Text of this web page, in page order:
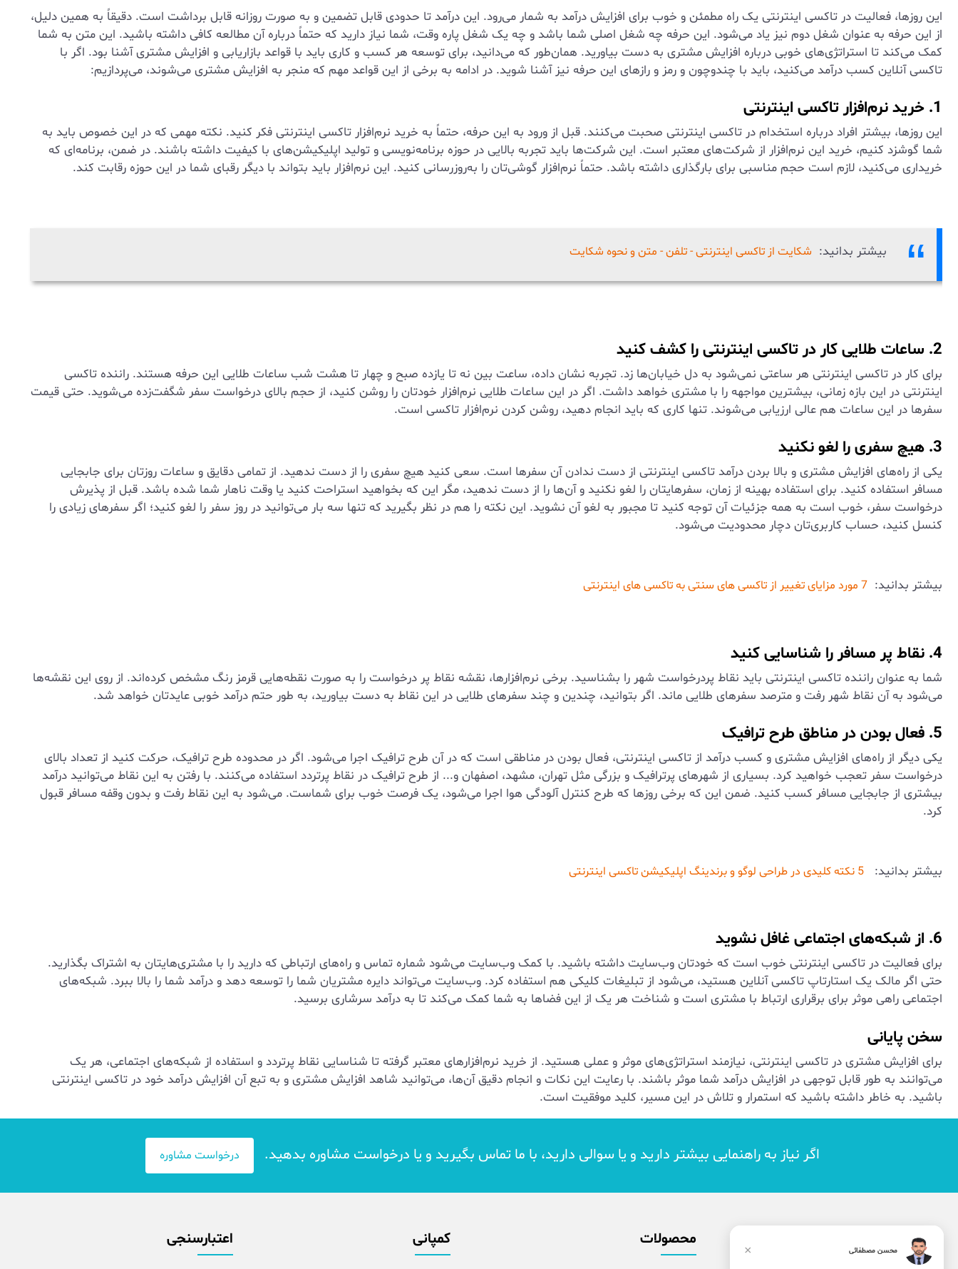
این روزها، فعالیت در تاکسی اینترنتی یک راه مطمئن و خوب برای افزایش درآمد به شمار می‌رود. این درآمد تا حدودی قابل تضمین و به صورت روزانه قابل برداشت است. دقیقاً به همین دلیل،
از این حرفه به عنوان شغل دوم نیز یاد می‌شود. این حرفه چه شغل اصلی شما باشد و چه یک شغل پاره وقت، شما نیاز دارید که حتماً درباره آن مطالعه کافی داشته باشید. این متن به شما
کمک می‌کند تا استراتژی‌های خوبی درباره افزایش مشتری به دست بیاورید. همان‌طور که می‌دانید، برای توسعه هر کسب و کاری باید با قواعد بازاریابی و افزایش مشتری آشنا بود. اگر با
تاکسی آنلاین کسب درآمد می‌کنید، باید با چندوچون و رمز و رازهای این حرفه نیز آشنا شوید. در ادامه به برخی از این قواعد مهم که منجر به افزایش مشتری می‌شوند، می‌پردازیم:
1. خرید نرم‌افزار تاکسی اینترنتی
این روزها، بیشتر افراد درباره استخدام در تاکسی اینترنتی صحبت می‌کنند. قبل از ورود به این حرفه، حتماً به خرید نرم‌افزار تاکسی اینترنتی فکر کنید. نکته مهمی که در این خصوص باید به
شما گوشزد کنیم، خرید این نرم‌افزار از شرکت‌های معتبر است. این شرکت‌ها باید تجربه بالایی در حوزه برنامه‌نویسی و تولید اپلیکیشن‌های با کیفیت داشته باشند. در ضمن، برنامه‌ای که
خریداری می‌کنید، لازم است حجم مناسبی برای بارگذاری داشته باشد. حتماً نرم‌افزار گوشی‌تان را به‌روزرسانی کنید. این نرم‌افزار باید بتواند با دیگر رقبای شما در این حوزه رقابت کند.
بیشتر بدانید: شکایت از تاکسی اینترنتی - تلفن - متن و نحوه شکایت
2. ساعات طلایی کار در تاکسی اینترنتی را کشف کنید
برای کار در تاکسی اینترنتی هر ساعتی نمی‌شود به دل خیابان‌ها زد. تجربه نشان داده، ساعت بین نه تا یازده صبح و چهار تا هشت شب ساعات طلایی این حرفه هستند. راننده تاکسی
اینترنتی در این بازه زمانی، بیشترین مواجهه را با مشتری خواهد داشت. اگر در این ساعات طلایی نرم‌افزار خودتان را روشن کنید، از حجم بالای درخواست سفر شگفت‌زده می‌شوید. حتی قیمت
سفرها در این ساعات هم عالی ارزیابی می‌شوند. تنها کاری که باید انجام دهید، روشن کردن نرم‌افزار تاکسی است.
3. هیچ سفری را لغو نکنید
یکی از راه‌های افزایش مشتری و بالا بردن درآمد تاکسی اینترنتی از دست ندادن آن سفرها است. سعی کنید هیچ سفری را از دست ندهید. از تمامی دقایق و ساعات روزتان برای جابجایی
مسافر استفاده کنید. برای استفاده بهینه از زمان، سفرهایتان را لغو نکنید و آن‌ها را از دست ندهید، مگر این که بخواهید استراحت کنید یا وقت ناهار شما شده باشد. قبل از پذیرش
درخواست سفر، خوب است به همه جزئیات آن توجه کنید تا مجبور به لغو آن نشوید. این نکته را هم در نظر بگیرید که تنها سه بار می‌توانید در روز سفر را لغو کنید؛ اگر سفرهای زیادی را
کنسل کنید، حساب کاربری‌تان دچار محدودیت می‌شود.
بیشتر بدانید: 7 مورد مزایای تغییر از تاکسی های سنتی به تاکسی های اینترنتی
4. نقاط پر مسافر را شناسایی کنید
شما به عنوان راننده تاکسی اینترنتی باید نقاط پردرخواست شهر را بشناسید. برخی نرم‌افزارها، نقشه نقاط پر درخواست را به صورت نقطه‌هایی قرمز رنگ مشخص کرده‌اند. از روی این نقشه‌ها
می‌شود به آن نقاط شهر رفت و مترصد سفرهای طلایی ماند. اگر بتوانید، چندین و چند سفرهای طلایی در این نقاط به دست بیاورید، به طور حتم درآمد خوبی عایدتان خواهد شد.
5. فعال بودن در مناطق طرح ترافیک
یکی دیگر از راه‌های افزایش مشتری و کسب درآمد از تاکسی اینترنتی، فعال بودن در مناطقی است که در آن طرح ترافیک اجرا می‌شود. اگر در محدوده طرح ترافیک، حرکت کنید از تعداد بالای
درخواست سفر تعجب خواهید کرد. بسیاری از شهرهای پرترافیک و بزرگی مثل تهران، مشهد، اصفهان و... از طرح ترافیک در نقاط پرتردد استفاده می‌کنند. با رفتن به این نقاط می‌توانید درآمد
بیشتری از جابجایی مسافر کسب کنید. ضمن این که برخی روزها که طرح کنترل آلودگی هوا اجرا می‌شود، یک فرصت خوب برای شماست. می‌شود به این نقاط رفت و بدون وقفه مسافر قبول
کرد.
بیشتر بدانید: 5 نکته کلیدی در طراحی لوگو و برندینگ اپلیکیشن تاکسی اینترنتی
6. از شبکه‌های اجتماعی غافل نشوید
برای فعالیت در تاکسی اینترنتی خوب است که خودتان وب‌سایت داشته باشید. با کمک وب‌سایت می‌شود شماره تماس و راه‌های ارتباطی که دارید را با مشتری‌هایتان به اشتراک بگذارید.
حتی اگر مالک یک استارتاپ تاکسی آنلاین هستید، می‌شود از تبلیغات کلیکی هم استفاده کرد. وب‌سایت می‌تواند دایره مشتریان شما را توسعه دهد و درآمد شما را بالا ببرد. شبکه‌های
اجتماعی راهی موثر برای برقراری ارتباط با مشتری است و شناخت هر یک از این فضاها به شما کمک می‌کند تا به درآمد سرشاری برسید.
سخن پایانی
برای افزایش مشتری در تاکسی اینترنتی، نیازمند استراتژی‌های موثر و عملی هستید. از خرید نرم‌افزارهای معتبر گرفته تا شناسایی نقاط پرتردد و استفاده از شبکه‌های اجتماعی، هر یک
می‌توانند به طور قابل توجهی در افزایش درآمد شما موثر باشند. با رعایت این نکات و انجام دقیق آن‌ها، می‌توانید شاهد افزایش مشتری و به تبع آن افزایش درآمد خود در تاکسی اینترنتی
باشید. به خاطر داشته باشید که استمرار و تلاش در این مسیر، کلید موفقیت است.
اگر نیاز به راهنمایی بیشتر دارید و یا سوالی دارید، با ما تماس بگیرید و یا درخواست مشاوره بدهید. درخواست مشاوره
محصولات کمپانی اعتبارسنجی
محسن مصطفائی ×